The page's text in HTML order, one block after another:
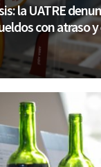
la UATRE
con atraso